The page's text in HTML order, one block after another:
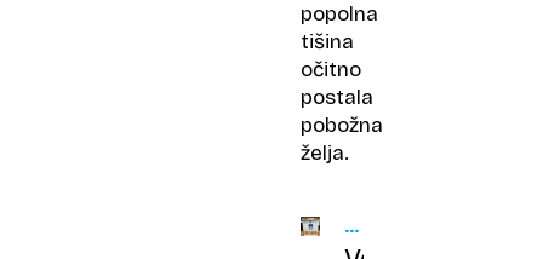
popolna
tišina
očitno
postala
pobožna
želja.
VOLITVE
2026